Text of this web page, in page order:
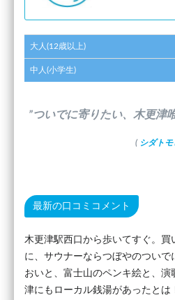
大人(12歳以上)
中人(小学生)
”ついでに寄りたい、木更津
( シダトモ
最新の口コミコメント
木更津駅西口から歩いてすぐ。買
に、サウナーならつぼやのついで
おいと、富士山のペンキ絵と、演
津にもローカル銭湯があったとは